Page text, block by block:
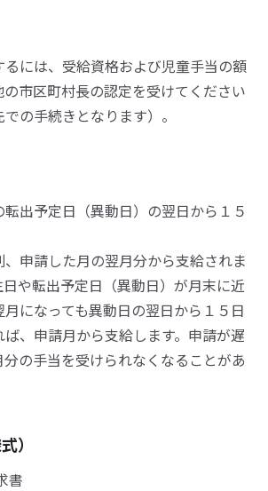
るには、受給資格および児童手当の額
市区町村長の認定を受けてください
での手続きとなります）。
出予定日（異動日）の翌日から１５
申請した月の翌月分から支給されま
や転出予定日（異動日）が月末に近
になっても異動日の翌日から１５日
、申請月から支給します。申請が遅
の手当を受けられなくなることがあ
）
書